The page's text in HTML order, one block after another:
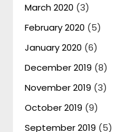
March 2020 (3)
February 2020 (5)
January 2020 (6)
December 2019 (8)
November 2019 (3)
October 2019 (9)
September 2019 (5)